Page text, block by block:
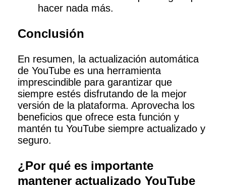
hacer nada más.
Conclusión
En resumen, la actualización automática
de YouTube es una herramienta
imprescindible para garantizar que
siempre estés disfrutando de la mejor
versión de la plataforma. Aprovecha los
beneficios que ofrece esta función y
mantén tu YouTube siempre actualizado y
seguro.
¿Por qué es importante
mantener actualizado YouTube